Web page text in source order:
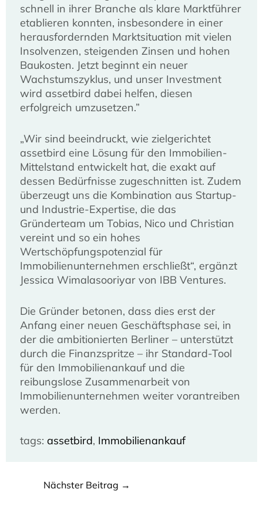
schnell in ihrer Branche als klare Marktführer
etablieren konnten, insbesondere in einer
herausfordernden Marktsituation mit vielen
Insolvenzen, steigenden Zinsen und hohen
Baukosten. Jetzt beginnt ein neuer
Wachstumszyklus, und unser Investment
wird assetbird dabei helfen, diesen
erfolgreich umzusetzen.”
„Wir sind beeindruckt, wie zielgerichtet
assetbird eine Lösung für den Immobilien-
Mittelstand entwickelt hat, die exakt auf
dessen Bedürfnisse zugeschnitten ist. Zudem
überzeugt uns die Kombination aus Startup-
und Industrie-Expertise, die das
Gründerteam um Tobias, Nico und Christian
vereint und so ein hohes
Wertschöpfungspotenzial für
Immobilienunternehmen erschließt“, ergänzt
Jessica Wimalasooriyar von IBB Ventures.
Die Gründer betonen, dass dies erst der
Anfang einer neuen Geschäftsphase sei, in
der die ambitionierten Berliner – unterstützt
durch die Finanzspritze – ihr Standard-Tool
für den Immobilienankauf und die
reibungslose Zusammenarbeit von
Immobilienunternehmen weiter vorantreiben
werden.
tags: assetbird, Immobilienankauf
Nächster Beitrag →